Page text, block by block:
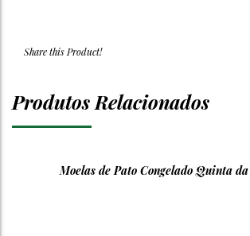
Share this Product!
Produtos Relacionados
Moelas de Pato Congelado Quinta